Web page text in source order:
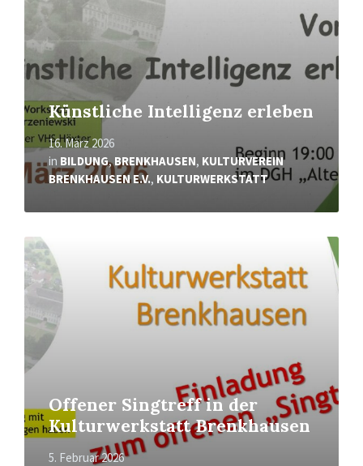
Künstliche Intelligenz erleben
16. März 2026
in BILDUNG,BRENKHAUSEN, KULTURVEREIN
BRENKHAUSEN E.V., KULTURWERKSTATT
Offener Singtreff in der
Kulturwerkstatt Brenkhausen
5. Februar 2026
Read
More